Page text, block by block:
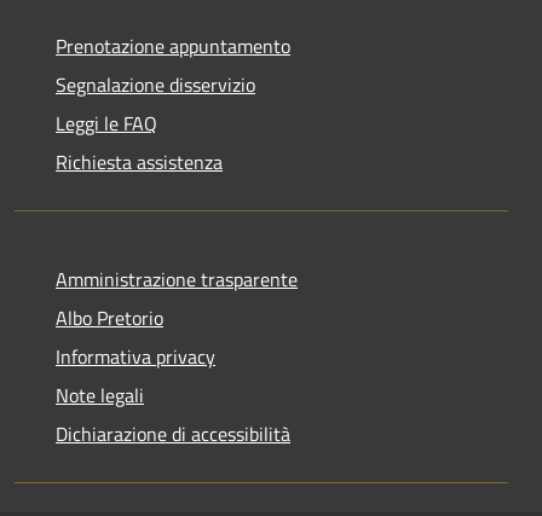
Prenotazione appuntamento
Segnalazione disservizio
Leggi le FAQ
Richiesta assistenza
Amministrazione trasparente
Albo Pretorio
Informativa privacy
Note legali
Dichiarazione di accessibilità